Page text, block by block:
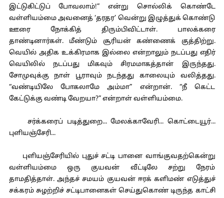
இட்டுகிட்டுப் போவலாம்!” என்று சொல்லிக் கொண்டே
வள்ளியம்மை அவனைத் ‘தரதர’ வென்று இழுத்துக் கொண்டு
ஊரை நோக்கித் திரும்பிவிட்டாள். பாலக்கரை
தாண்டினார்கள். மீண்டும் சூரியன் கண்ணைக் குத்திற்று.
வெயில் அதிக உக்கிரமாக இல்லை என்றாலும் நடப்பது எதிர்
வெயிலில் நடப்பது மிகவும் சிரமமாகத்தான் இருந்தது.
சோமுவுக்கு நாள் பூராவும் நடந்தது காலையும் வலித்தது.
“வண்டியிலே போகலாமே அம்மா” என்றான். “நீ கெட்ட
கேட்டுக்கு வண்டி வேறயா?” என்றாள் வள்ளியம்மை.
சர்க்கரைப் படித்துறை... மேலக்காவேரி... கொட்டையூர்...
புளியஞ்சேரி...
புளியஞ்சேரியில் புதுச் சட்டி பானை வாங்குவதற்கென்று
வள்ளியம்மை ஒரு குயவன் வீட்டிலே சற்று நேரம்
தாமதித்தாள். அந்தச் சமயம் குயவன் ஈரக் களிமண் எடுத்துச்
சக்கரம் சுழற்றிச் சட்டிபானைகள் செய்துகொண் டிருந்த காட்சி